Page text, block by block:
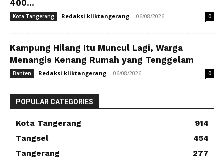
400...
Kota Tangerang Redaksi kliktangerang - 06/08/2026 0
Kampung Hilang Itu Muncul Lagi, Warga
Menangis Kenang Rumah yang Tenggelam
Banten Redaksi kliktangerang - 06/08/2026 0
POPULAR CATEGORIES
Kota Tangerang
914
Tangsel
454
Tangerang
277